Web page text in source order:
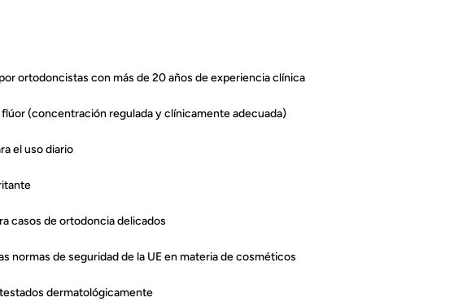
ortodoncistas con más de 20 años de experiencia clínica
(concentración regulada y clínicamente adecuada)
el uso diario
casos de ortodoncia delicados
normas de seguridad de la UE en materia de cosméticos
dermatológicamente